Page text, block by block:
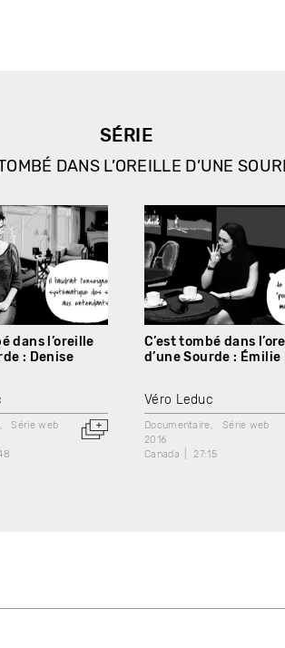
SÉRIE
DANS L’OREILLE D’UNE
dans l’oreille
: Denise
Série web
C’est tombé dans
d’une Sourde : Émilie
Véro Leduc
Documentaire
Série web
2016
Canada
27:15